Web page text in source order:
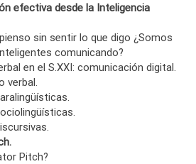
efectiva desde la Inteligencia
sin sentir lo que digo ¿Somos
comunicando?
en el S.XXI: comunicación digital.
verbal.
Pitch?